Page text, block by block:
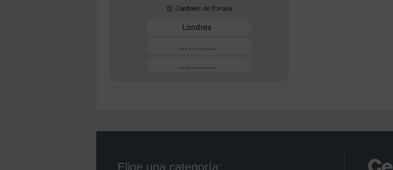
Elige una categoría: